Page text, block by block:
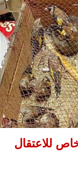
يجر 3 أشخاص للاعتقال